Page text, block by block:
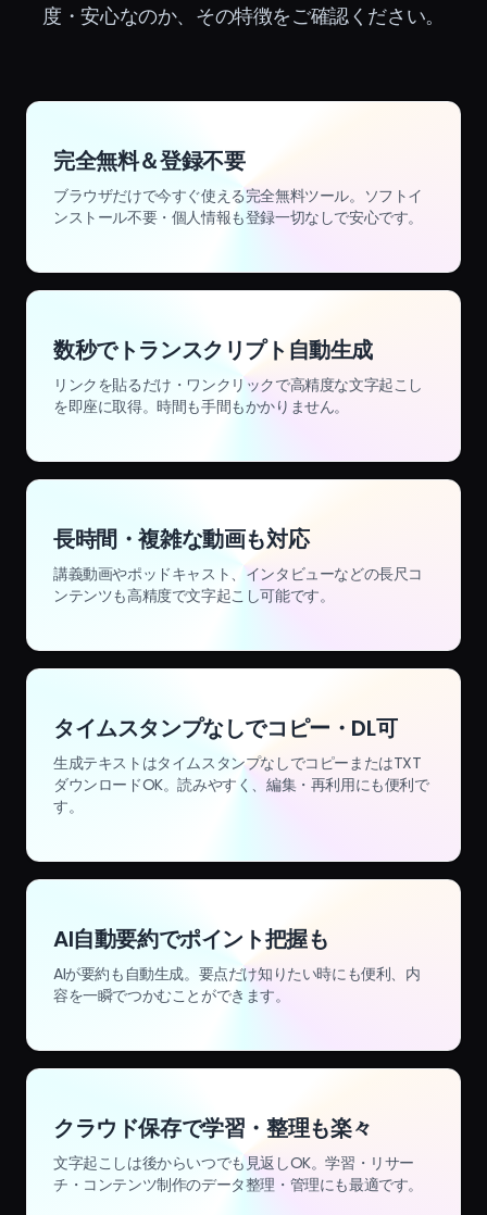
度・安心なのか、その特徴をご確認ください。
完全無料＆登録不要
ブラウザだけで今すぐ使える完全無料ツール。ソフトイ
ンストール不要・個人情報も登録一切なしで安心です。
数秒でトランスクリプト自動生成
リンクを貼るだけ・ワンクリックで高精度な文字起こし
を即座に取得。時間も手間もかかりません。
長時間・複雑な動画も対応
講義動画やポッドキャスト、インタビューなどの長尺コ
ンテンツも高精度で文字起こし可能です。
タイムスタンプなしでコピー・DL可
生成テキストはタイムスタンプなしでコピーまたはTXT
ダウンロードOK。読みやすく、編集・再利用にも便利で
す。
AI自動要約でポイント把握も
AIが要約も自動生成。要点だけ知りたい時にも便利、内
容を一瞬でつかむことができます。
クラウド保存で学習・整理も楽々
文字起こしは後からいつでも見返しOK。学習・リサー
チ・コンテンツ制作のデータ整理・管理にも最適です。